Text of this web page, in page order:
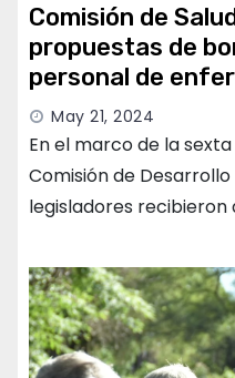
Comisión de
propuestas de
personal de
May 21, 2024
En el marco de la
Comisión de Desarrollo
legisladores recibieron